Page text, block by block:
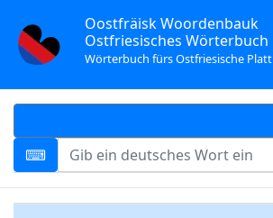
Oostfräisk Woordenbauk
Ostfriesisches Wörterbuch
Wörterbuch fürs Ostfriesische Platt